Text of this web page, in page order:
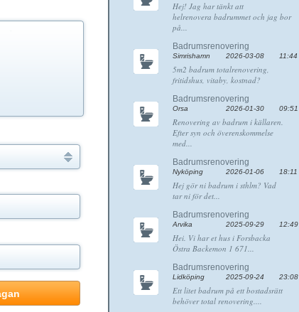
Hej! Jag har tänkt att
helrenovera badrummet och jag bor
på...
Badrumsrenovering
Simrishamn 2026-03-08 11:44
5m2 badrum totalrenovering,
fritidshus, vitaby, kostnad?
Badrumsrenovering
Orsa 2026-01-30 09:51
Renovering av badrum i källaren.
Efter syn och överenskommelse
med...
Badrumsrenovering
Nyköping 2026-01-06 18:11
Hej gör ni badrum i sthlm? Vad
tar ni för det...
Badrumsrenovering
Arvika 2025-09-29 12:49
Hei. Vi har et hus i Forsbacka
Östra Backemon 1 671...
Badrumsrenovering
Lidköping 2025-09-24 23:08
Ett litet badrum på ett bostadsrätt
behöver total renovering....